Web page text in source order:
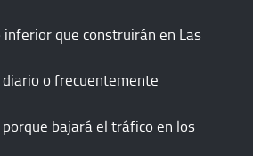
inferior que construirán en Las
o frecuentemente
bajará el tráfico en los